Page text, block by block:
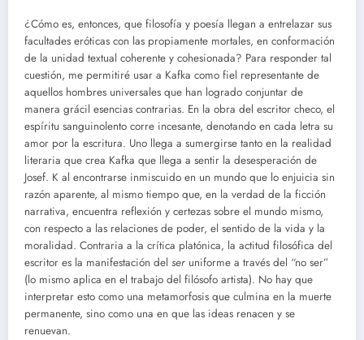
¿Cómo es, entonces, que filosofía y poesía llegan a entrelazar sus
facultades eróticas con las propiamente mortales, en conformación
de la unidad textual coherente y cohesionada? Para responder tal
cuestión, me permitiré usar a Kafka como fiel representante de
aquellos hombres universales que han logrado conjuntar de
manera grácil esencias contrarias. En la obra del escritor checo, el
espíritu sanguinolento corre incesante, denotando en cada letra su
amor por la escritura. Uno llega a sumergirse tanto en la realidad
literaria que crea Kafka que llega a sentir la desesperación de
Josef. K al encontrarse inmiscuido en un mundo que lo enjuicia sin
razón aparente, al mismo tiempo que, en la verdad de la ficción
narrativa, encuentra reflexión y certezas sobre el mundo mismo,
con respecto a las relaciones de poder, el sentido de la vida y la
moralidad. Contraria a la crítica platónica, la actitud filosófica del
escritor es la manifestación del ser uniforme a través del “no ser”
(lo mismo aplica en el trabajo del filósofo artista). No hay que
interpretar esto como una metamorfosis que culmina en la muerte
permanente, sino como una en que las ideas renacen y se
renuevan.